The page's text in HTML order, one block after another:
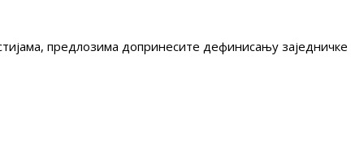
предлозима допринесите дефинисању заједничке